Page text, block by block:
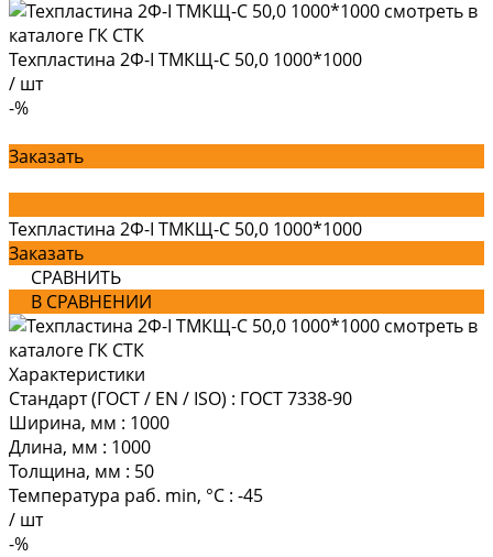
Техпластина 2Ф-I ТМКЩ-С 50,0 1000*1000
/ шт
-%
Заказать
Техпластина 2Ф-I ТМКЩ-С 50,0 1000*1000
Заказать
СРАВНИТЬ
В СРАВНЕНИИ
Характеристики
Стандарт (ГОСТ / EN / ISO) : ГОСТ 7338-90
Ширина, мм : 1000
Длина, мм : 1000
Толщина, мм : 50
Температура раб. min, °C : -45
/ шт
-%